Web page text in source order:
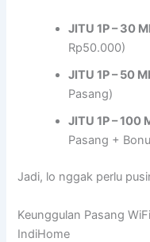
JITU 1P – 30
Rp50.000)
JITU 1P – 50
Pasang)
JITU 1P – 100
Pasang +
Jadi, lo nggak perlu
Keunggulan Pasang
IndiHome